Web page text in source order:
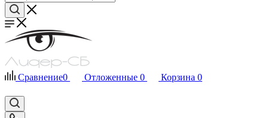
Сравнение0 Отложенные 0 Корзина 0